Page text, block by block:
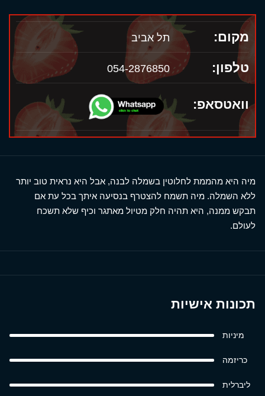
מקום: תל אביב
טלפון: 054-2876850
וואטסאפ:
מיה היא מהממת לחלוטין בשמלה לבנה, אבל היא נראית טוב יותר
ללא השמלה. מיה תשמח להצטרף בנסיעה איתך בכל עת אם
תבקש ממנה, היא תהיה חלק מטיול מאתגר וכיף שלא תשכח
לעולם.
תכונות אישיות
מיניות
כריזמה
ליברלית